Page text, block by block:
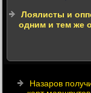
Лоялисты и
одним и тем же
Назаров